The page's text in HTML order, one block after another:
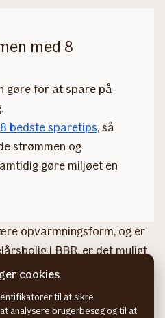
med 8
gøre for at spare på
8 bedste sparetips, så
strømmen og
gøre miljøet en
opvarmningsform, og er
i BBR, er det muligt
elvarmeafgiften.
på, at du benytter el til
cookies
til at sikre
analysere brugerbesøg og til at